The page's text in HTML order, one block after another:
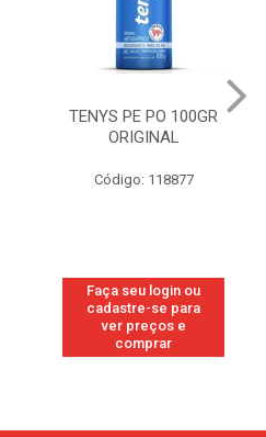
TENYS PE PO 100GR
ORIGINAL
Código: 118877
Faça seu login ou
cadastre-se para
ver preços e
comprar